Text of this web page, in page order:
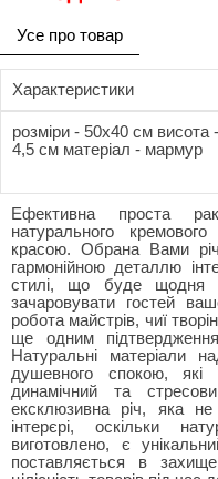
Усе про товар
Характеристики
розміри - 50x40 см висота
4,5 см матеріал - мармур
Ефективна проста
натурального
красою. Обрана Вами
гармонійною деталлю
стилі, що буде щодня
зачаровувати гостей
робота майстрів, чиї
ще одним
Натуральні матеріали
душевного спокою, які
динамічний та
ексклюзивна річ, яка
інтерєрі, оскільки
виготовлено, є
поставляється в